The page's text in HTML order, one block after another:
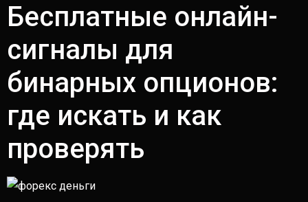
2026.05.26.
Бесплатные онлайн-
сигналы для
бинарных опционов:
где искать и как
проверять